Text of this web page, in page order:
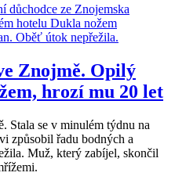
Znojmě. Opilý
hrozí mu 20 let
Stala se v minulém týdnu na
způsobil řadu bodných a
Muž, který zabíjel, skončil